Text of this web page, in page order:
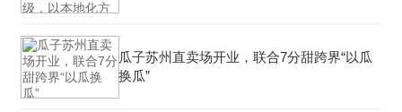
瓜子苏州直卖场开业，联合7分甜跨界“以瓜
换瓜”